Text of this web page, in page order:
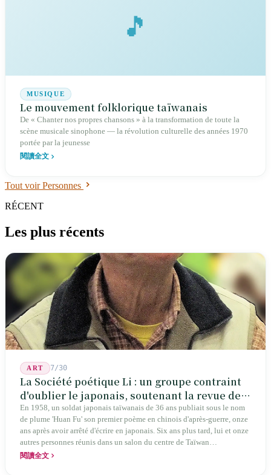
le personnage de scène avec elle, et de le laisser « devenir un
🎵
MUSIQUE
Le mouvement folklorique taïwanais
De « Chanter nos propres chansons » à la transformation de toute la
scène musicale sinophone — la révolution culturelle des années 1970
portée par la jeunesse
閱讀全文
Tout voir Personnes
RÉCENT
Les plus récents
ART 7/30
La Société poétique Li : un groupe contraint
d'oublier le japonais, soutenant la revue de
poésie chinoise la plus ancienne de Taïwan
En 1958, un soldat japonais taïwanais de 36 ans publiait sous le nom
de plume 'Huan Fu' son premier poème en chinois d'après-guerre, onze
ans après avoir arrêté d'écrire en japonais. Six ans plus tard, lui et onze
autres personnes réunis dans un salon du centre de Taïwan
transformaient cette expérience de mutisme générationnel en une
閱讀全文